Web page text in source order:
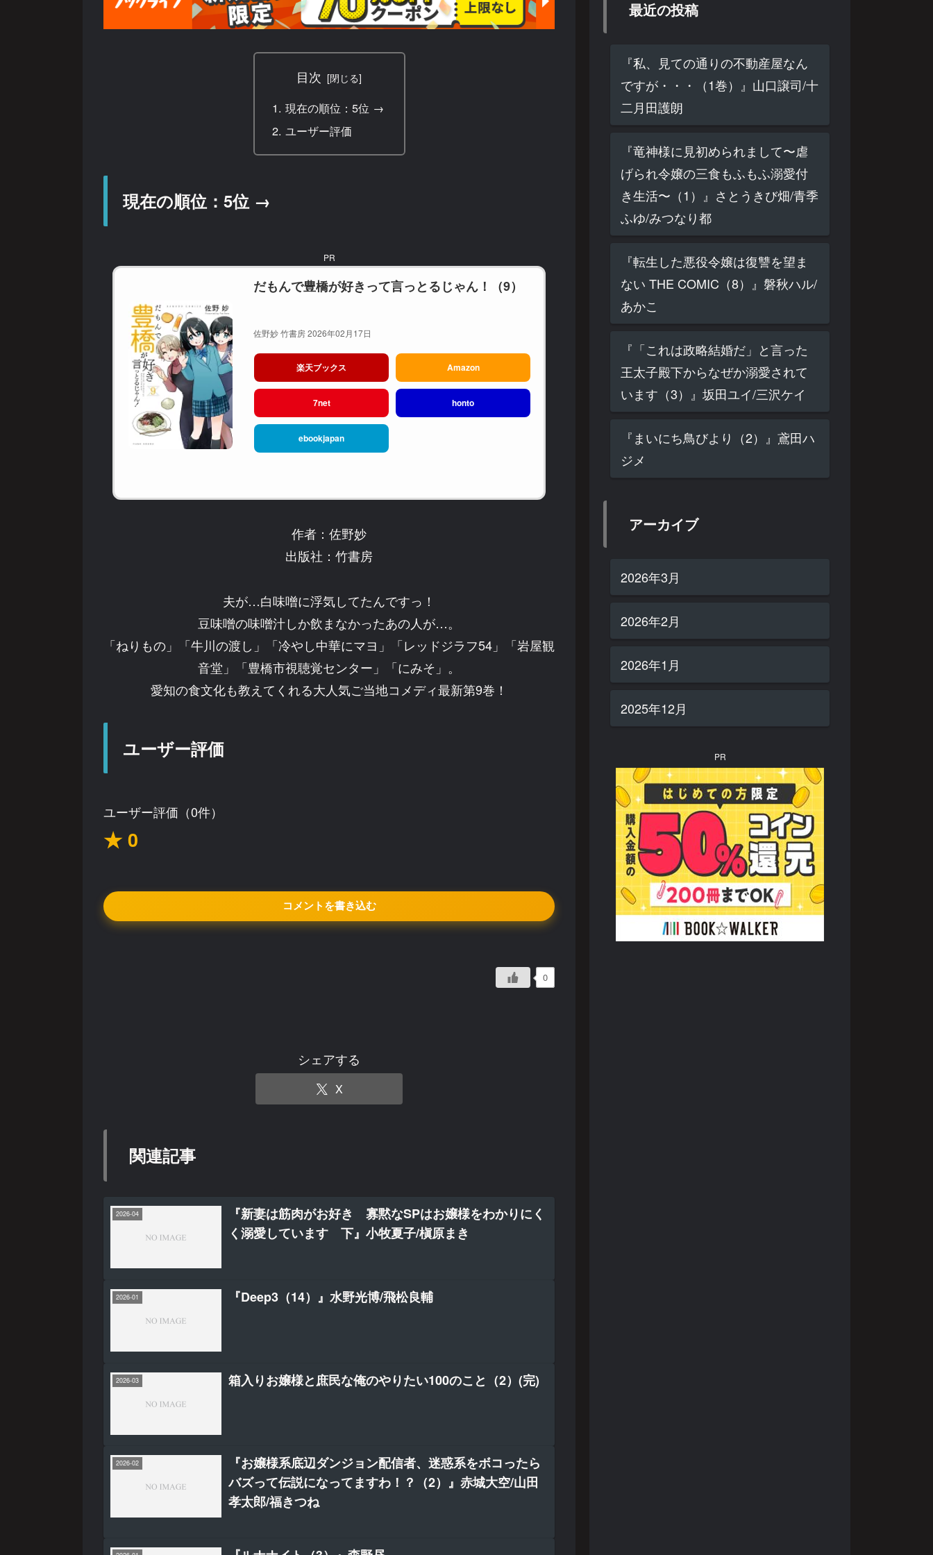
目次
現在の順位：5位 →
ユーザー評価
現在の順位：5位 →
PR
だもんで豊橋が好きって言っとるじゃん！（9）
佐野妙 竹書房 2026年02月17日
楽天ブックス Amazon
7net honto
ebookjapan
作者：佐野妙
出版社：竹書房
夫が…白味噌に浮気してたんですっ！
豆味噌の味噌汁しか飲まなかったあの人が…。
「ねりもの」「牛川の渡し」「冷やし中華にマヨ」「レッドジラフ54」「岩屋観
音堂」「豊橋市視聴覚センター」「にみそ」。
愛知の食文化も教えてくれる大人気ご当地コメディ最新第9巻！
ユーザー評価
ユーザー評価（0件）
★ 0
コメントを書き込む
0
シェアする
X
関連記事
2026-04
『新妻は筋肉がお好き 寡黙なSPはお嬢様をわかりにく
く溺愛しています 下』小牧夏子/槇原まき
2026-01 『Deep3（14）』水野光博/飛松良輔
2026-03 箱入りお嬢様と庶民な俺のやりたい100のこと（2）(完)
2026-02
『お嬢様系底辺ダンジョン配信者、迷惑系をボコったら
バズって伝説になってますわ！？（2）』赤城大空/山田
孝太郎/福きつね
最近の投稿
『私、見ての通りの不動産屋なん
ですが・・・（1巻）』山口譲司/十
二月田護朗
『竜神様に見初められまして〜虐
げられ令嬢の三食もふもふ溺愛付
き生活〜（1）』さとうきび畑/青季
ふゆ/みつなり都
『転生した悪役令嬢は復讐を望ま
ない THE COMIC（8）』磐秋ハル/
あかこ
『「これは政略結婚だ」と言った
王太子殿下からなぜか溺愛されて
います（3）』坂田ユイ/三沢ケイ
『まいにち鳥びより（2）』鳶田ハ
ジメ
アーカイブ
2026年3月
2026年2月
2026年1月
2025年12月
PR